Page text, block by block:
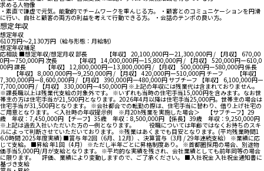
求める人物像
・素直で謙虚で元気。能動的でチームワークを重んじる方。 ・顧客とのコミュニケーションを円滑
に行い、自社と顧客の両方の利益を考えて行動できる方。 ・会話のテンポの良い方。
想定年収
想定年収
610万円〜2,130万円（給与形態：月給制）
想定年収補足
応相談 ■想定年収/想定月収 部長 【年収】 20,100,000円ー21,300,000円 / 【月収】 670,00
0円ー750,000円 次長 【年収】 14,000,000円ー15,800,000円 / 【月収】 520,000円ー610,0
00円 課長 【年収】 12,800,000円ー13,800,000円 / 【月収】 500,000円ー580,000円 係長
【年収】 8,000,000円ー9,250,000円 / 【月収】 420,000円ー510,000円 チーフ 【年収】
7,300,000円ー8,600,000円 / 【月収】 390,000円ー480,000円 サブチーフ 【年収】 6,100,000円ー
7,700,000円 / 【月収】 330,000円ー450,000円 ※上記の年収には残業代は含まれておりません。
※課長職以上は残業代支給の対象外です。 ※いずれも当時の住宅手当15,000円を含みます。なお世
帯主の方は住宅手当が21,500円となります。2026年4月以降は住宅手当25,000円。世帯主の場合は
住宅手当が31,500円となります。 ※会社都合での転勤の際は、住宅手当に替わり、借り上げ社宅の
ご用意となります。 ＜入社時の年収提示例 ※月20h残業を実施した場合＞ 【サブチーフ】29
歳 年収：7,450,000円 【チーフ】35歳 年収：8,500,000円 【係長】39歳 年収：9,250,000円
※上記は過去入社いただいた方の一例となります。 役職については年齢ではなくお持ちのスキ
ルによって判断させていただいております。 ※残業はあくまでも目安となります。(平均残業時間1
6.0時間 2025年度実績) ■賞与 年2回（6月、12月）、決算賞与（3月 / 29年連続支給） ※業績に応
じて支給。 ■昇給 年1回（4月） ※ただし半年ごとに昇格制度あり。 ※首都圏採用の場合、別途物
価手当5,000円/月が支給となります。 ※平均的な実績を残され、会社業績としても前年同等の場合
に限ります。 評価、業績により変動しますので、ご了承ください。 ■入社祝金 入社祝金通知書に
基づき支給